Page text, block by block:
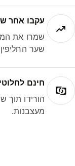
עקבו אחר
שמרו את
שער
חינם
הורידו תוך
מעצבנות.